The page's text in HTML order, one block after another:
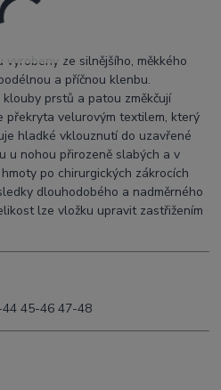
ze silnějšího, měkkého
a příčnou klenbu.
prstů a patou změkčují
překryta velurovým textilem, který
hladké vklouznutí do uzavřené
u nohou přirozeně slabých a v
po chirurgických zákrocích
dlouhodobého a nadměrného
lze vložku upravit zastřižením
45-46 47-48